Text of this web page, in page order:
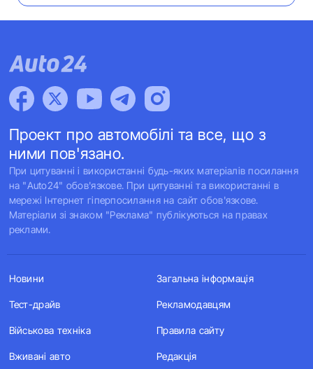
Проект про автомобілі та все, що з
ними пов'язано.
При цитуванні і використанні будь-яких матеріалів посилання
на "Auto24" обов'язкове. При цитуванні та використанні в
мережі Інтернет гіперпосилання на сайт обов'язкове.
Матеріали зі знаком "Реклама" публікуються на правах
реклами.
Новини
Тест-драйв
Військова техніка
Вживані авто
Загальна інформація
Рекламодавцям
Правила сайту
Редакція